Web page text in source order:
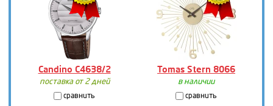
Candino C4638/2 Tomas Stern 8066
поставка от 2 дней
сравнить
в наличии
сравнить